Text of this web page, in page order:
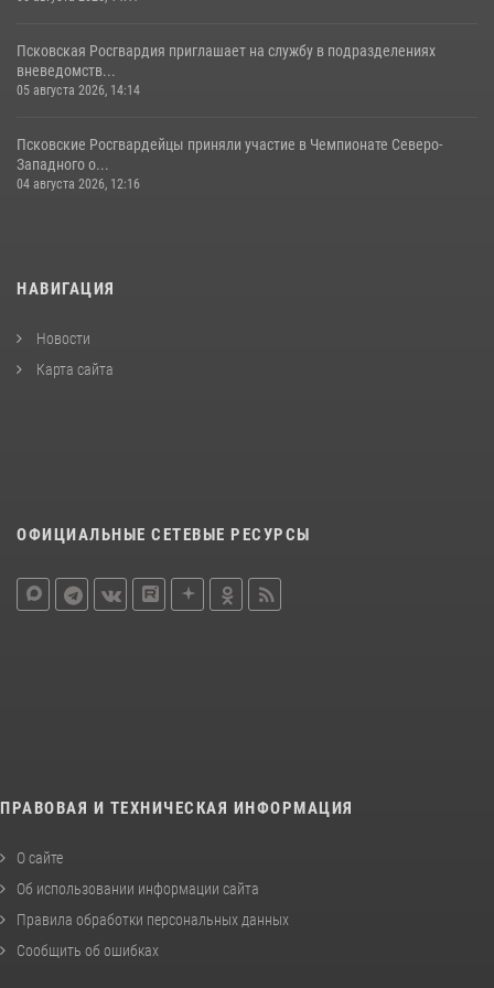
Псковская Росгвардия приглашает на службу в подразделениях
вневедомств...
05 августа 2026, 14:14
Псковские Росгвардейцы приняли участие в Чемпионате Северо-
Западного о...
04 августа 2026, 12:16
НАВИГАЦИЯ
Новости
Карта сайта
ОФИЦИАЛЬНЫЕ СЕТЕВЫЕ РЕСУРСЫ
ПРАВОВАЯ И ТЕХНИЧЕСКАЯ ИНФОРМАЦИЯ
О сайте
Об использовании информации сайта
Правила обработки персональных данных
Сообщить об ошибках